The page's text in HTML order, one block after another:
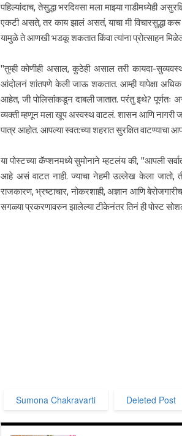
पहिल्यांदाच, तेसुद्धा भरदिवसा मला माझ्या गाडीमध्येही
एकटी असते, तर काय झालं असतं, याचा मी विचारसुद्धा
यामुळे ते आणखी भडकू शकतात किंवा त्यांना प्रोत्साहन
"तुम्ही कोणीही असाल, कुठेही असाल तरी कायदा-
आंदोलनं शांतपणे केली जाऊ शकतात. आम्ही यापेक्षा अधिक
आहेत, जी पोलिसांकडून दाबली जातात. परंतु इथे? पूर्णतः
व्यक्ती म्हणून मला खूप अस्वस्थ वाटलं. शासन आणि नागरी
पात्र आहोत. आपल्या स्वत:च्या शहरात सुरक्षित
या पोस्टच्या कॅप्शनमध्ये सुमोनाने म्हटलंय की, "आपली
आहे असं वाटत नाही. ज्याचा नेहमी उल्लेख केला जातो,
राजकारण, भ्रष्टाचार, नोकरशाही, अज्ञान आणि
सगळ्या प्रकरणावरुन झालेल्या टीकेनंतर तिनं ही पोस्ट
Sumona Chakravarti Deleted Post